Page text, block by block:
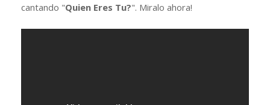
cantando "Quien Eres Tu?". Miralo ahora!